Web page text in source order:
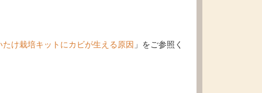
たけ栽培キットにカビが生える原因 」をご参照く